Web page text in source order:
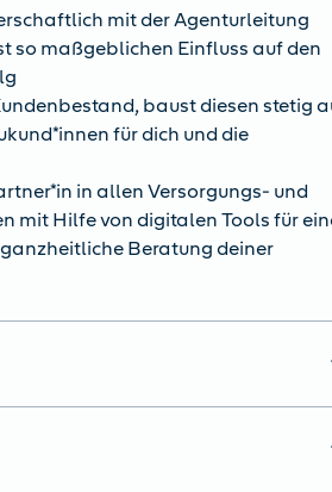
mit der Agenturleitung
so maßgeblichen Einfluss auf den
baust diesen stetig
für dich und die
in allen Versorgungs- und
mit Hilfe von digitalen Tools für
Beratung deiner